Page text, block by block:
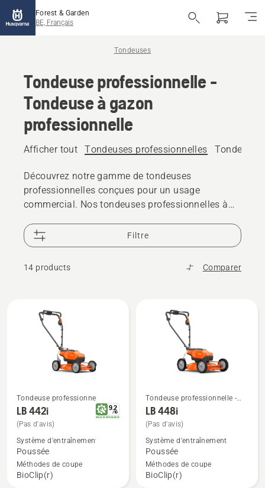
Forest & Garden
BE, Français
Tondeuses
Tondeuse professionnelle -
Tondeuse à gazon
professionnelle
Afficher tout Tondeuses professionnelles Tondeuse
Découvrez notre gamme de tondeuses
professionnelles conçues pour un usage
commercial. Nos tondeuses professionnelles à
intelligentes et pratiques. Grâce à leur conception
robuste et à leurs solutions techniques bien
pensées, elles seront des partenaires fiables
pendant de longues années.
Filtre
14 products Comparer
produits
Voir
plus
de
détails
sur
LB 442i
9.2
/10
INDICE DE REPARABILITE
Tondeuse professionnelle -
Tondeuse à gazon
professionnelle
LB 442i
(Pas d'avis)
Système d'entraînement
Poussée
Méthodes de coupe
BioClip(r)
Voir
plus
de
détails
sur
LB 448i
Tondeuse professionnelle -
Tondeuse à gazon
professionnelle
LB 448i
(Pas d'avis)
Système d'entraînement
Poussée
Méthodes de coupe
BioClip(r)